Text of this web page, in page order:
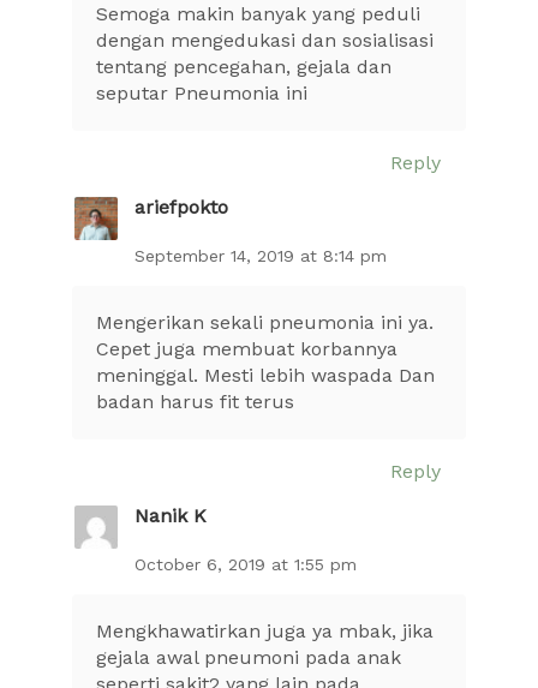
Semoga makin banyak yang peduli
dengan mengedukasi dan sosialisasi
tentang pencegahan, gejala dan
seputar Pneumonia ini
Reply
ariefpokto
September 14, 2019 at 8:14 pm
Mengerikan sekali pneumonia ini ya.
Cepet juga membuat korbannya
meninggal. Mesti lebih waspada Dan
badan harus fit terus
Reply
Nanik K
October 6, 2019 at 1:55 pm
Mengkhawatirkan juga ya mbak, jika
gejala awal pneumoni pada anak